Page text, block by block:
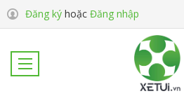
Đăng ký hoặc Đăng nhập